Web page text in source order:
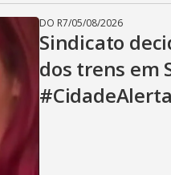
DO R7/05/08/2026
Sindicato
dos trens em
#CidadeAlerta